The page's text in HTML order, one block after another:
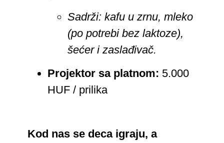
Sadrži: kafu u zrnu, mleko
(po potrebi bez laktoze),
šećer i zaslađivač.
Projektor sa platnom: 5.000
HUF / prilika
Kod nas se deca igraju, a